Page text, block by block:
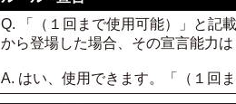
Q. 「（１回まで使用可能）」と記
から登場した場合、その宣言能力
A. はい、使用できます。「（１回